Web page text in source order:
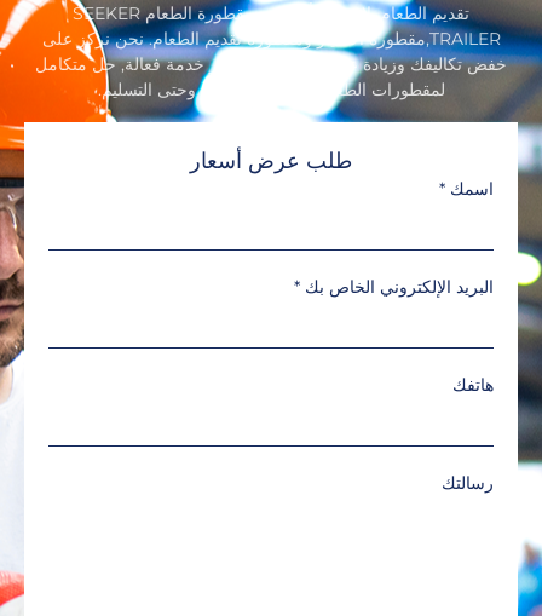
تقديم الطعام, لا تذهب أبعد من مقطورة الطعام SEEKER
TRAILER,مقطورة الامتياز ومقطورة تقديم الطعام. نحن نركز على
خفض تكاليفك وزيادة عائدك من خلال توفير خدمة فعالة, حل متكامل
لمقطورات الطعام بدءًا من التصميم وحتى التسليم.
طلب عرض أسعار
اسمك *
البريد الإلكتروني الخاص بك *
هاتفك
رسالتك